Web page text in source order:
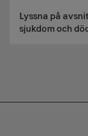
Lyssna på
sjukdom och